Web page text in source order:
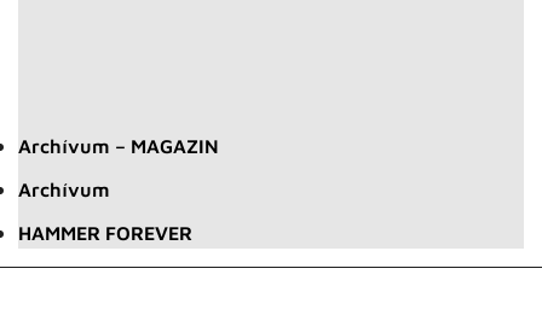
Archívum – MAGAZIN
Archívum
HAMMER FOREVER